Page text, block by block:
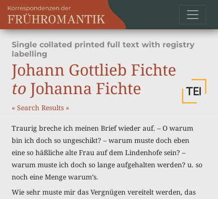
Single collated printed full text with registry
labelling
Johann Gottlieb Fichte
to Johanna Fichte
« Search Results »
Traurig breche ich meinen Brief wieder auf. – O warum
bin ich doch so ungeschikt? – warum muste doch eben
eine so häßliche alte Frau auf dem Lindenhofe sein? –
warum muste ich doch so lange aufgehalten werden? u. so
noch eine Menge warum’s.
Wie sehr muste mir das Vergnügen vereitelt werden, das